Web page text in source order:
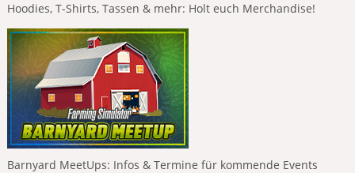
Hoodies, T-Shirts, Tassen & mehr: Holt euch Merchandise!
Barnyard MeetUps: Infos & Termine für kommende Events